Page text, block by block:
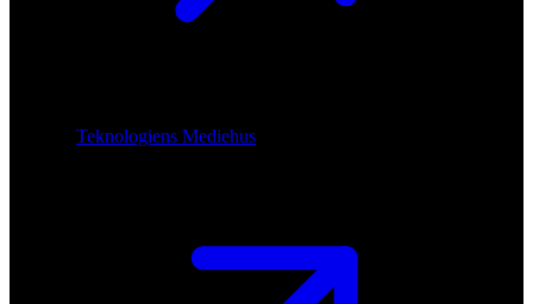
Teknologiens Mediehus